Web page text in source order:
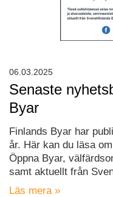
Senaste
Byar
Finlands Byar har
år. Här kan du läsa
Öppna Byar,
samt aktuellt från
Läs mera »
06.03.2025